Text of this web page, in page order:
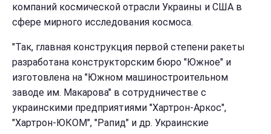
компаний космической отрасли Украины и США в
сфере мирного исследования космоса.
"Так, главная конструкция первой степени ракеты
разработана конструкторским бюро "Южное" и
изготовлена на "Южном машиностроительном
заводе им. Макарова" в сотрудничестве с
украинскими предприятиями "Хартрон-Аркос",
"Хартрон-ЮКОМ", "Рапид" и др. Украинские